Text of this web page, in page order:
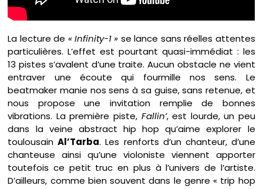
La lecture de « Infinity-1 » se lance sans réelles attentes
particulières. L’effet est pourtant quasi-immédiat : les
13 pistes s’avalent d’une traite. Aucun obstacle ne vient
entraver une écoute qui fourmille nos sens. Le
beatmaker manie nos sens à sa guise, sans retenue, et
nous propose une invitation remplie de bonnes
vibrations. La première piste, Fallin’, est lourde, un peu
dans la veine abstract hip hop qu’aime explorer le
toulousainAl’Tarba. Les renforts d’un chanteur, d’une
chanteuse ainsi qu’une violoniste viennent apporter
toutefois ce petit truc en plus à l’univers de l’artiste.
D’ailleurs, comme bien souvent dans le genre « trip hop